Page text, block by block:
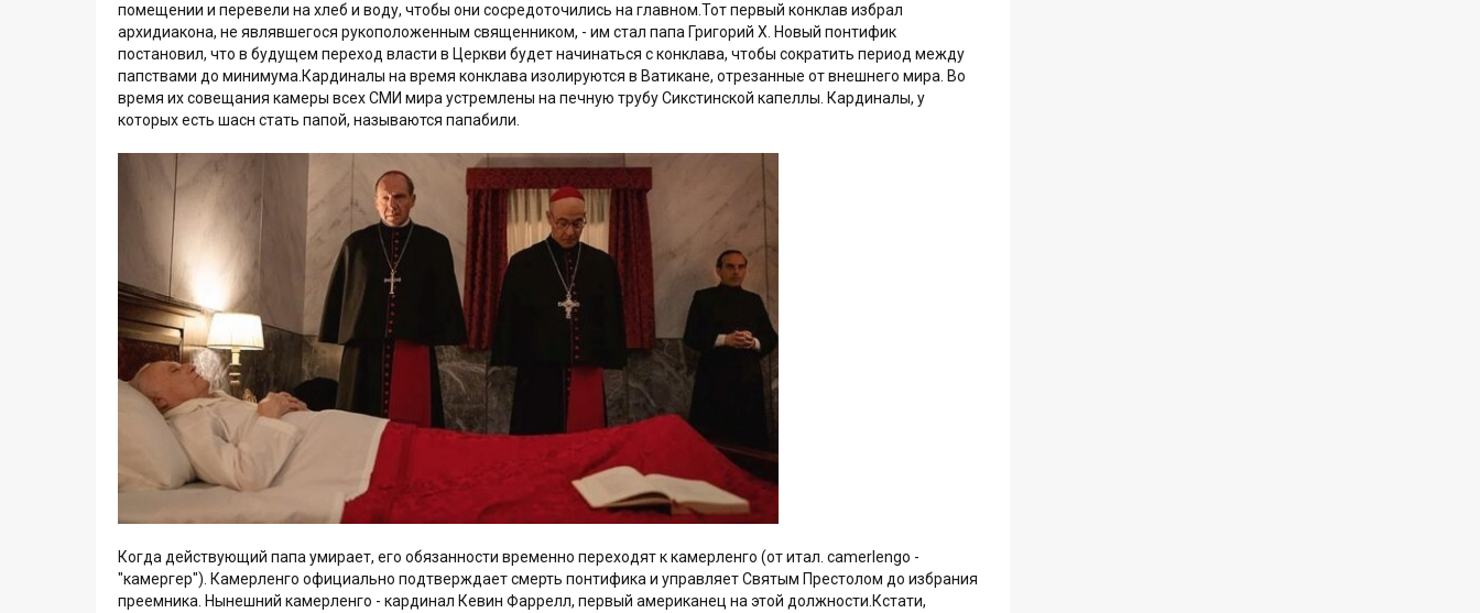
помещении и перевели на хлеб и воду, чтобы они сосредоточились на главном.Тот первый конклав избрал
архидиакона, не являвшегося рукоположенным священником, - им стал папа Григорий X. Новый понтифик
постановил, что в будущем переход власти в Церкви будет начинаться с конклава, чтобы сократить период между
папствами до минимума.Кардиналы на время конклава изолируются в Ватикане, отрезанные от внешнего мира. Во
время их совещания камеры всех СМИ мира устремлены на печную трубу Сикстинской капеллы. Кардиналы, у
которых есть шасн стать папой, называются папабили.
Когда действующий папа умирает, его обязанности временно переходят к камерленго (от итал. camerlengo -
"камергер"). Камерленго официально подтверждает смерть понтифика и управляет Святым Престолом до избрания
преемника. Нынешний камерленго - кардинал Кевин Фаррелл, первый американец на этой должности.Кстати,